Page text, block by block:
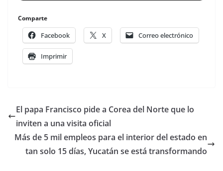
Comparte
Facebook X Correo electrónico
Imprimir
El papa Francisco pide a Corea del Norte que lo
inviten a una visita oficial
Más de 5 mil empleos para el interior del estado en
tan solo 15 días, Yucatán se está transformando